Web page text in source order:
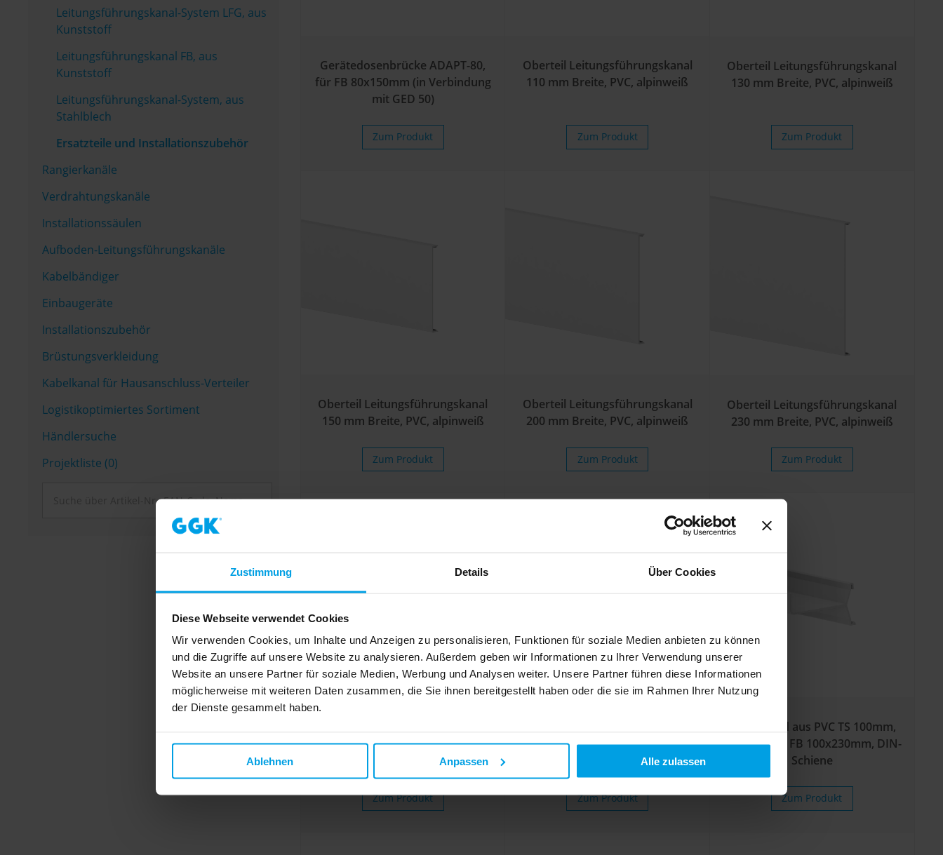
Zustimmung Details Über Cookies
Diese Webseite verwendet Cookies
Wir verwenden Cookies, um Inhalte und Anzeigen zu personalisieren, Funktionen für soziale Medien anbieten zu können
und die Zugriffe auf unsere Website zu analysieren. Außerdem geben wir Informationen zu Ihrer Verwendung unserer
Website an unsere Partner für soziale Medien, Werbung und Analysen weiter. Unsere Partner führen diese Informationen
möglicherweise mit weiteren Daten zusammen, die Sie ihnen bereitgestellt haben oder die sie im Rahmen Ihrer Nutzung
der Dienste gesammelt haben.
Ablehnen Anpassen Alle zulassen
Leitungsführungskanal-System LFG, aus
Kunststoff
Leitungsführungskanal FB, aus
Kunststoff
Leitungsführungskanal-System, aus
Stahlblech
Ersatzteile und Installationszubehör
Rangierkanäle
Verdrahtungskanäle
Installationssäulen
Aufboden-Leitungsführungskanäle
Kabelbändiger
Einbaugeräte
Installationszubehör
Brüstungsverkleidung
Kabelkanal für Hausanschluss-Verteiler
Logistikoptimiertes Sortiment
Händlersuche
Projektliste (0)
Gerätedosenbrücke ADAPT-80,
für FB 80x150mm (in Verbindung
mit GED 50)
Zum Produkt
Oberteil Leitungsführungskanal
110 mm Breite, PVC, alpinweiß
Zum Produkt
Oberteil Leitungsführungskanal
130 mm Breite, PVC, alpinweiß
Zum Produkt
Oberteil Leitungsführungskanal
150 mm Breite, PVC, alpinweiß
Zum Produkt
Oberteil Leitungsführungskanal
200 mm Breite, PVC, alpinweiß
Zum Produkt
Oberteil Leitungsführungskanal
230 mm Breite, PVC, alpinweiß
Zum Produkt
60 mm Breite, PVC, alpinweiß
Zum Produkt
90 mm Breite, PVC, alpinweiß
Zum Produkt
Trennwand aus PVC TS 100mm,
für LF-Kanal FB 100x230mm, DIN-
Schiene
Zum Produkt